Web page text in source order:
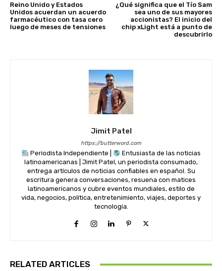
Reino Unido y Estados
Unidos acuerdan un acuerdo
farmacéutico con tasa cero
luego de meses de tensiones
¿Qué significa que el Tío Sam
sea uno de sus mayores
accionistas? El inicio del
chip xLight está a punto de
descubrirlo
Jimit Patel
https://butterword.com
Periodista Independiente |
Entusiasta de las noticias
latinoamericanas | Jimit Patel, un periodista consumado,
entrega artículos de noticias confiables en español. Su
escritura genera conversaciones, resuena con matices
latinoamericanos y cubre eventos mundiales, estilo de
vida, negocios, política, entretenimiento, viajes, deportes y
tecnología.
RELATED ARTICLES